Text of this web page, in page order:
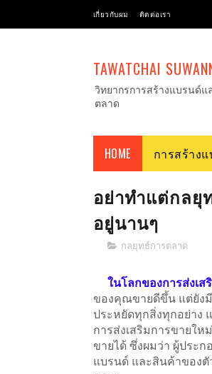
เกี่ยวกับผม ติดต่อเรา
TAWATCHAI
วิทยากรการสร้างแบรนด์แ
ตลาด
HOME การสร้าง
อย่าทำแต่กล
อยู่นานๆ
กลยุทธ์การตลาด
ในโลกของการส่งเ
ของคุณขายดีขึ้น แต่ยัง
ประหยัดทุกสิ่งทุกอย่าง
การส่งเสริมการขายใ
ขายได้ ซึ่งผมว่า ผู้ประ
แบรนด์ และสินค้าของตั